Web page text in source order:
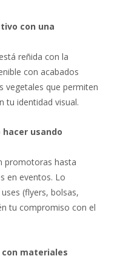
con una
reñida con la
con acabados
vegetales que permiten
tu identidad visual.
hacer usando
promotoras hasta
en eventos. Lo
(flyers, bolsas,
tu compromiso con el
con materiales